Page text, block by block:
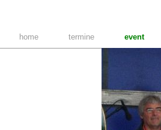
home termine event